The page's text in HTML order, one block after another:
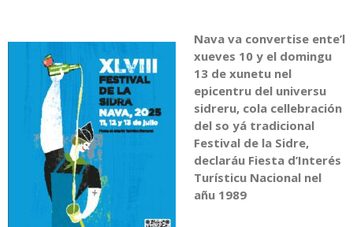
Nava va convertise ente’l
xueves 10 y el domingu
13 de xunetu nel
epicentru del universu
sidreru, cola cellebración
del so yá tradicional
Festival de la Sidre,
declaráu Fiesta d’Interés
Turísticu Nacional nel
añu 1989